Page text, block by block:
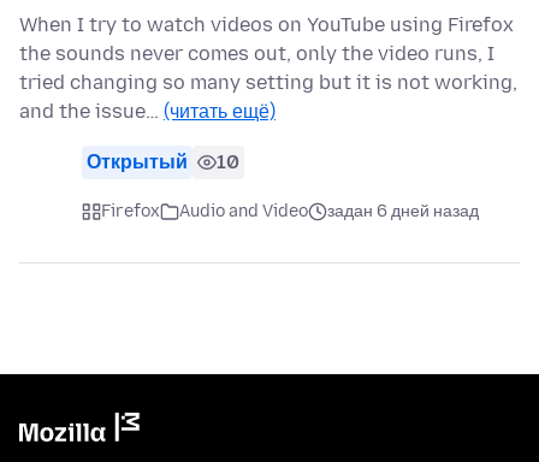
When I try to watch videos on YouTube using Firefox
the sounds never comes out, only the video runs, I
tried changing so many setting but it is not working,
and the issue… (читать ещё)
Открытый 10
Firefox Audio and Video задан 6 дней назад